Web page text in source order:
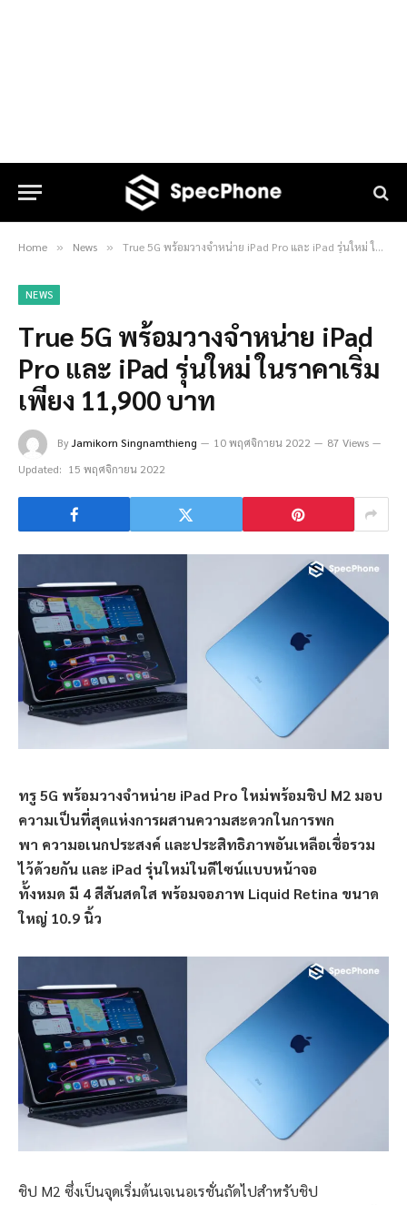
Home » News » True 5G พร้อมวางจำหน่าย iPad Pro และ iPad รุ่นใหม่ ในราคาเริ่มเพียง 11,900 บาท
NEWS
True 5G พร้อมวางจำหน่าย iPad
Pro และ iPad รุ่นใหม่ ในราคาเริ่ม
เพียง 11,900 บาท
ByJamikorn Singnamthieng 10 พฤศจิกายน 2022
87 Views
Updated: 15 พฤศจิกายน 2022
ทรู5G พร้อมวางจำหน่าย iPad Proใหม่พร้อมชิป M2 มอบ
ความเป็นที่สุดแห่งการผสานความสะดวกในการพก
พา ความอเนกประสงค์ และประสิทธิภาพอันเหลือเชื่อรวม
ไว้ด้วยกัน และ iPad รุ่นใหม่ในดีไซน์แบบหน้าจอ
ทั้งหมด มี 4สีสันสดใส พร้อมจอภาพ Liquid Retina ขนาด
ใหญ่ 10.9 นิ้ว
ชิป M2 ซึ่งเป็นจุดเริ่มต้นเจเนอเรชั่นถัดไปสำหรับชิป